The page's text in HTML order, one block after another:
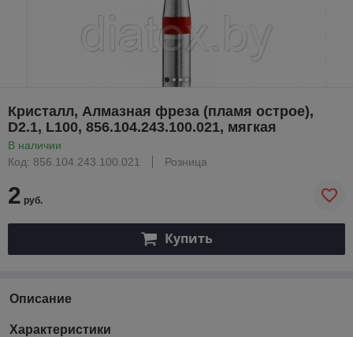
Кристалл, Алмазная фреза (пламя острое),
D2.1, L100, 856.104.243.100.021, мягкая
В наличии
Код: 856.104.243.100.021
Розница
2 руб.
Купить
Описание
Характеристики